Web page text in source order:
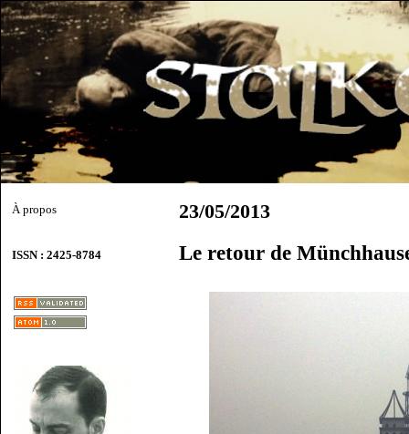
À propos
ISSN : 2425-8784
23/05/2013
Le retour de